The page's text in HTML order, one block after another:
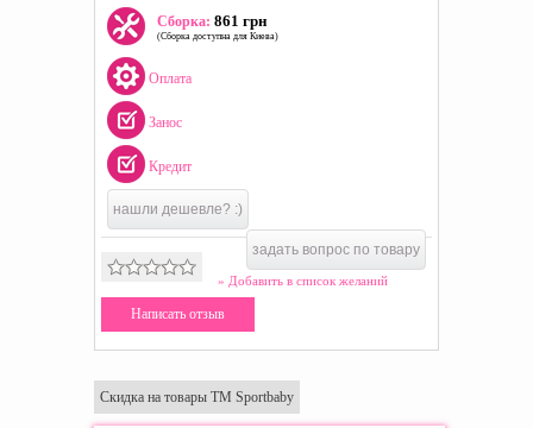
Сборка: 861 грн
(Сборка доступна для Киева)
Оплата
Занос
Кредит
нашли дешевле? :)
задать вопрос по товару
» Добавить в список желаний
Написать отзыв
Скидка на товары ТМ Sportbaby